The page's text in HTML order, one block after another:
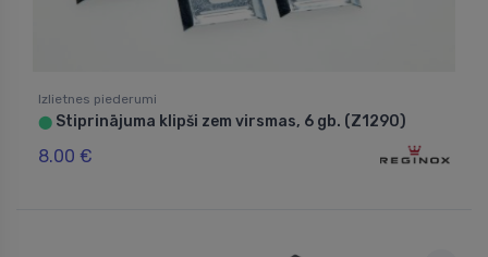
Izlietnes piederumi
⬤ Stiprinājuma klipši zem virsmas, 6 gb. (Z1290)
8.00 €